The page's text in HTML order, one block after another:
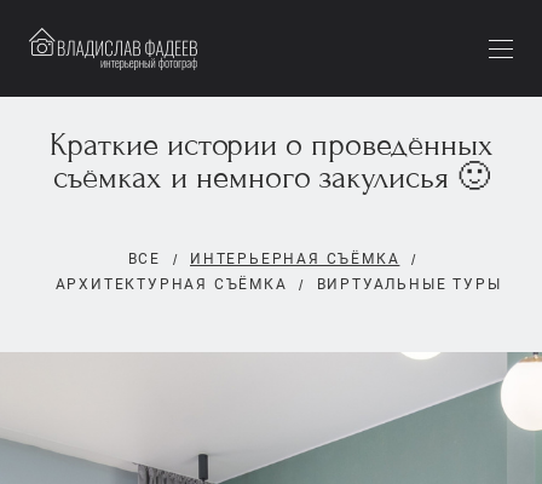
Краткие истории о проведённых
съёмках и немного закулисья 🙂
ВСЕ
ИНТЕРЬЕРНАЯ СЪЁМКА
АРХИТЕКТУРНАЯ СЪЁМКА
ВИРТУАЛЬНЫЕ ТУРЫ